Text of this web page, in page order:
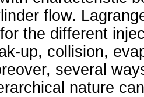
flow.
the different
up, collision,
several
nature